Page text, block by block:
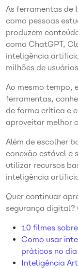
As ferramentas de
como pessoas
produzem
como ChatGPT,
inteligência
milhões de
Ao mesmo tempo,
ferramentas,
de forma crítica e
aproveitar melhor
Além de escolher
conexão estável e
utilizar recursos
inteligência
Quer continuar
segurança digital?
10 filmes
Como usar
práticos no
Inteligência